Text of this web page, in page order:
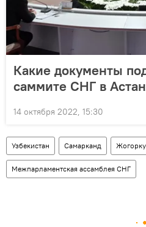
Какие документы
саммите СНГ в
14 октября 2022, 15:30
Узбекистан Самарканд
Межпарламентская ассамблея СНГ